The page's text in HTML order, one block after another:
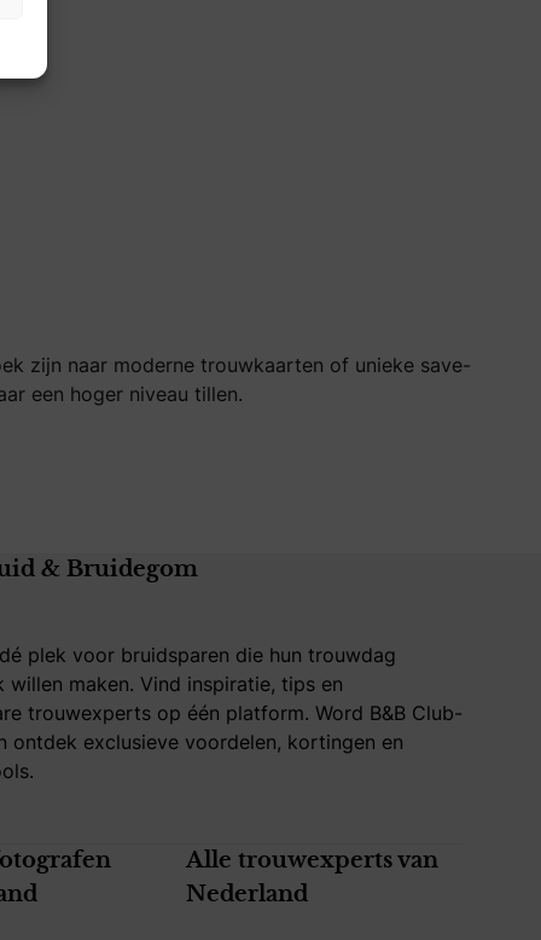
zijn naar moderne trouwkaarten of unieke save-
een hoger niveau tillen.
& Bruidegom
plek voor bruidsparen die hun trouwdag
willen maken. Vind inspiratie, tips en
trouwexperts op één platform. Word B&B Club-
ontdek exclusieve voordelen, kortingen en
Alle trouwexperts van
Nederland